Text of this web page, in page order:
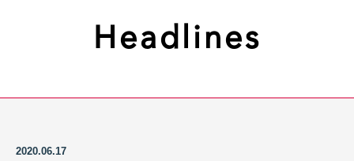
Headlines
2020.06.17